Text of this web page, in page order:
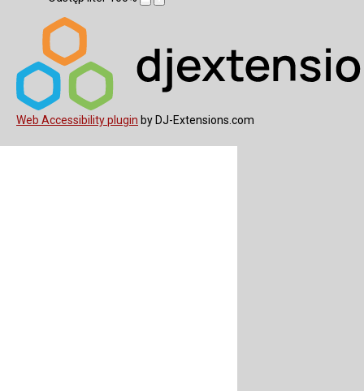
Web Accessibility plugin by DJ-Extensions.com